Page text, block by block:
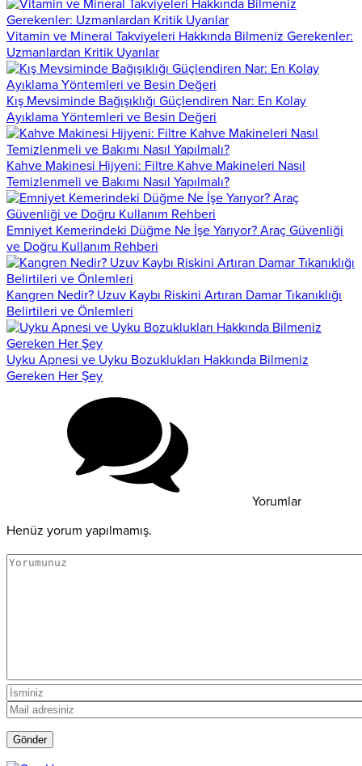
Vitamin ve Mineral Takviyeleri Hakkında Bilmeniz Gerekenler:
Uzmanlardan Kritik Uyarılar
Kış Mevsiminde Bağışıklığı Güçlendiren Nar: En Kolay
Ayıklama Yöntemleri ve Besin Değeri
Kahve Makinesi Hijyeni: Filtre Kahve Makineleri Nasıl
Temizlenmeli ve Bakımı Nasıl Yapılmalı?
Emniyet Kemerindeki Düğme Ne İşe Yarıyor? Araç Güvenliği
ve Doğru Kullanım Rehberi
Kangren Nedir? Uzuv Kaybı Riskini Artıran Damar Tıkanıklığı
Belirtileri ve Önlemleri
Uyku Apnesi ve Uyku Bozuklukları Hakkında Bilmeniz
Gereken Her Şey
Yorumlar
Henüz yorum yapılmamış.